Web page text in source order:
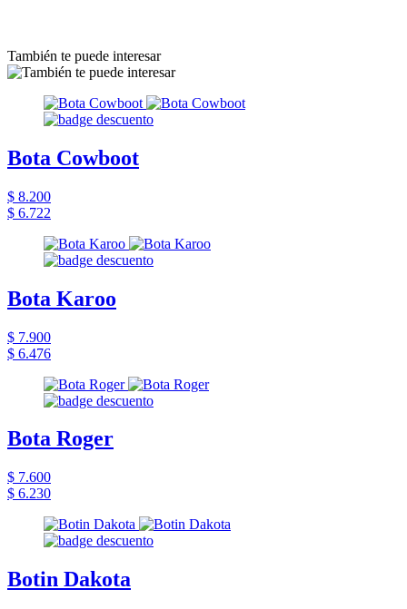
También te puede interesar
Bota Cowboot
$ 8.200
$ 6.722
Bota Karoo
$ 7.900
$ 6.476
Bota Roger
$ 7.600
$ 6.230
Botin Dakota